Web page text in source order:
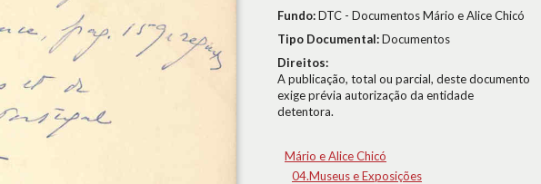
Fundo:DTC - Documentos Mário e Alice Chicó
Tipo Documental:Documentos
Direitos:
A publicação, total ou parcial, deste documento
exige prévia autorização da entidade
detentora.
Mário e Alice Chicó
04.Museus e Exposições